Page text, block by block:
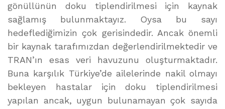
gönüllünün doku tiplendirilmesi için kaynak
sağlamış bulunmaktayız. Oysa bu sayı
hedeflediğimizin çok gerisindedir. Ancak önemli
bir kaynak tarafımızdan değerlendirilmektedir ve
TRAN’ın esas veri havuzunu oluşturmaktadır.
Buna karşılık Türkiye’de ailelerinde nakil olmayı
bekleyen hastalar için doku tiplendirilmesi
yapılan ancak, uygun bulunamayan çok sayıda